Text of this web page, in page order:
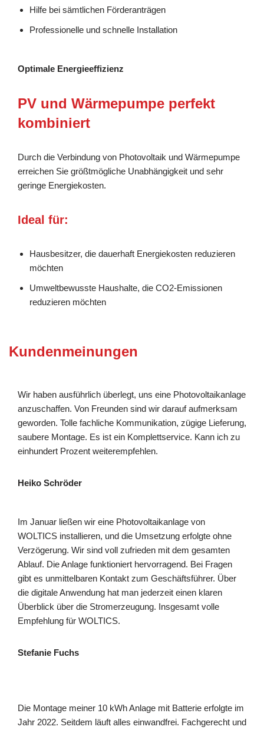
Hilfe bei sämtlichen Förderanträgen
Professionelle und schnelle Installation
Optimale Energieeffizienz
PV und Wärmepumpe perfekt
kombiniert
Durch die Verbindung von Photovoltaik und Wärmepumpe
erreichen Sie größtmögliche Unabhängigkeit und sehr
geringe Energiekosten.
Ideal für:
Hausbesitzer, die dauerhaft Energiekosten reduzieren
möchten
Umweltbewusste Haushalte, die CO2-Emissionen
reduzieren möchten
Kundenmeinungen
Wir haben ausführlich überlegt, uns eine Photovoltaikanlage
anzuschaffen. Von Freunden sind wir darauf aufmerksam
geworden. Tolle fachliche Kommunikation, zügige Lieferung,
saubere Montage. Es ist ein Komplettservice. Kann ich zu
einhundert Prozent weiterempfehlen.
Heiko Schröder
Im Januar ließen wir eine Photovoltaikanlage von
WOLTICS installieren, und die Umsetzung erfolgte ohne
Verzögerung. Wir sind voll zufrieden mit dem gesamten
Ablauf. Die Anlage funktioniert hervorragend. Bei Fragen
gibt es unmittelbaren Kontakt zum Geschäftsführer. Über
die digitale Anwendung hat man jederzeit einen klaren
Überblick über die Stromerzeugung. Insgesamt volle
Empfehlung für WOLTICS.
Stefanie Fuchs
Die Montage meiner 10 kWh Anlage mit Batterie erfolgte im
Jahr 2022. Seitdem läuft alles einwandfrei. Fachgerecht und